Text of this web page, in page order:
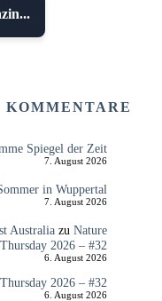
KOMMENTARE
Spiegel der Zeit
7. August 2026
in Wuppertal
7. August 2026
Australiazu Nature
Thursday 2026 – #32
6. August 2026
2026 – #32
6. August 2026